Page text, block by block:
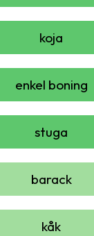
koja
enkel boning
stuga
barack
kåk